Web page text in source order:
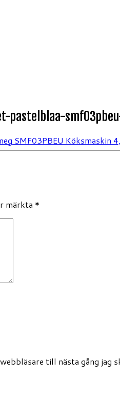
SMF03PBEU Köksmaskin
märkta *
till nästa gång jag